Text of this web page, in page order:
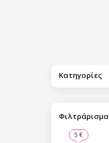
Κατηγορίες
Φιλτράρισμα
5 €